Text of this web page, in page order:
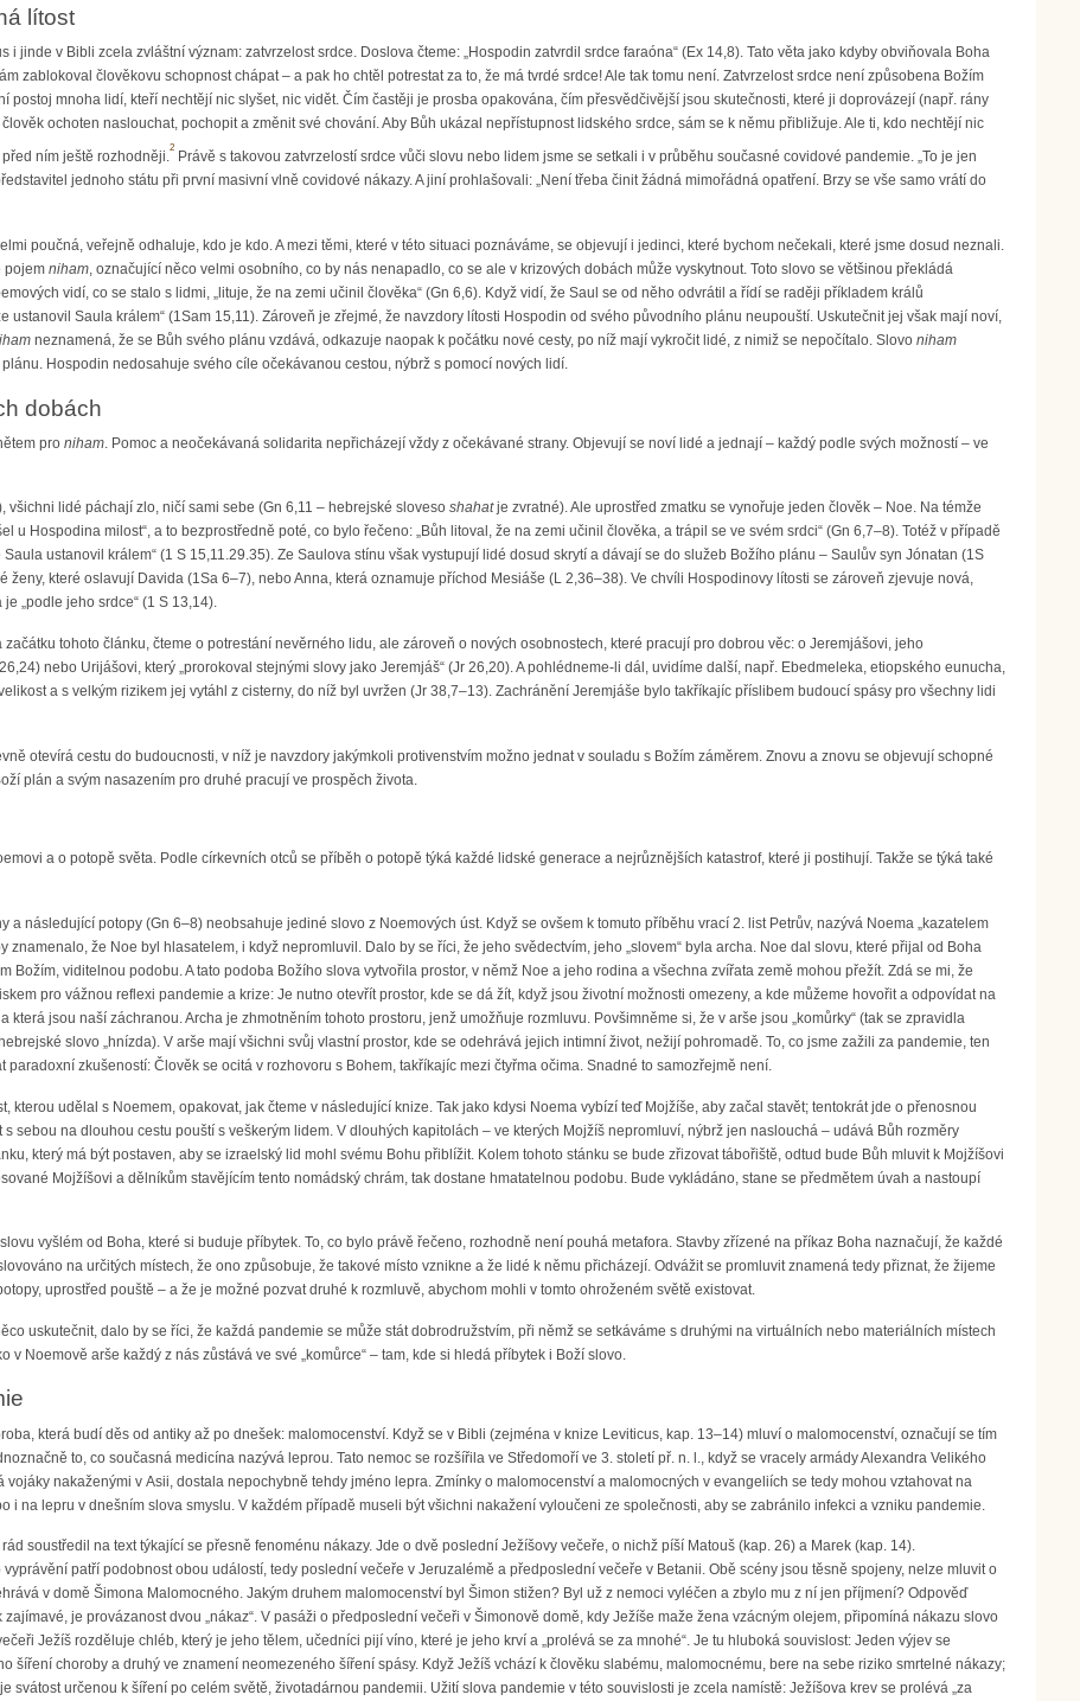
lítost
i jinde v Bibli zcela zvláštní význam: zatvrzelost srdce. Doslova čteme: „Hospodin zatvrdil srdce faraóna“ (Ex 14,8). Tato věta jako kdyby obviňovala Boha
zablokoval člověkovu schopnost chápat – a pak ho chtěl potrestat za to, že má tvrdé srdce! Ale tak tomu není. Zatvrzelost srdce není způsobena Božím
postoj mnoha lidí, kteří nechtějí nic slyšet, nic vidět. Čím častěji je prosba opakována, čím přesvědčivější jsou skutečnosti, které ji doprovázejí (např. rány
ochoten naslouchat, pochopit a změnit své chování. Aby Bůh ukázal nepřístupnost lidského srdce, sám se k němu přibližuje. Ale ti, kdo nechtějí nic
ním ještě rozhodněji.
2
Právě s takovou zatvrzelostí srdce vůči slovu nebo lidem jsme se setkali i v průběhu současné covidové pandemie. „To je jen
jednoho státu při první masivní vlně covidové nákazy. A jiní prohlašovali: „Není třeba činit žádná mimořádná opatření. Brzy se vše samo vrátí do
poučná, veřejně odhaluje, kdo je kdo. A mezi těmi, které v této situaci poznáváme, se objevují i jedinci, které bychom nečekali, které jsme dosud neznali.
pojem niham, označující něco velmi osobního, co by nás nenapadlo, co se ale v krizových dobách může vyskytnout. Toto slovo se většinou překládá
vidí, co se stalo s lidmi, „lituje, že na zemi učinil člověka“ (Gn 6,6). Když vidí, že Saul se od něho odvrátil a řídí se raději příkladem králů
ustanovil Saula králem“ (1Sam 15,11). Zároveň je zřejmé, že navzdory lítosti Hospodin od svého původního plánu neupouští. Uskutečnit jej však mají noví,
neznamená, že se Bůh svého plánu vzdává, odkazuje naopak k počátku nové cesty, po níž mají vykročit lidé, z nimiž se nepočítalo. Slovo niham
plánu. Hospodin nedosahuje svého cíle očekávanou cestou, nýbrž s pomocí nových lidí.
dobách
pro niham. Pomoc a neočekávaná solidarita nepřicházejí vždy z očekávané strany. Objevují se noví lidé a jednají – každý podle svých možností – ve
všichni lidé páchají zlo, ničí sami sebe (Gn 6,11 – hebrejské sloveso shahatje zvratné). Ale uprostřed zmatku se vynořuje jeden člověk – Noe. Na témže
u Hospodina milost“, a to bezprostředně poté, co bylo řečeno: „Bůh litoval, že na zemi učinil člověka, a trápil se ve svém srdci“ (Gn 6,7–8). Totéž v případě
ustanovil králem“ (1 S 15,11.29.35). Ze Saulova stínu však vystupují lidé dosud skrytí a dávají se do služeb Božího plánu – Saulův syn Jónatan (1S
ženy, které oslavují Davida (1Sa 6–7), nebo Anna, která oznamuje příchod Mesiáše (L 2,36–38). Ve chvíli Hospodinovy lítosti se zároveň zjevuje nová,
„podle jeho srdce“ (1 S 13,14).
tohoto článku, čteme o potrestání nevěrného lidu, ale zároveň o nových osobnostech, které pracují pro dobrou věc: o Jeremjášovi, jeho
nebo Urijášovi, který „prorokoval stejnými slovy jako Jeremjáš“ (Jr 26,20). A pohlédneme-li dál, uvidíme další, např. Ebedmeleka, etiopského eunucha,
a s velkým rizikem jej vytáhl z cisterny, do níž byl uvržen (Jr 38,7–13). Zachránění Jeremjáše bylo takříkajíc příslibem budoucí spásy pro všechny lidi
otevírá cestu do budoucnosti, v níž je navzdory jakýmkoli protivenstvím možno jednat v souladu s Božím záměrem. Znovu a znovu se objevují schopné
plán a svým nasazením pro druhé pracují ve prospěch života.
a o potopě světa. Podle církevních otců se příběh o potopě týká každé lidské generace a nejrůznějších katastrof, které ji postihují. Takže se týká také
a následující potopy (Gn 6–8) neobsahuje jediné slovo z Noemových úst. Když se ovšem k tomuto příběhu vrací 2. list Petrův, nazývá Noema „kazatelem
znamenalo, že Noe byl hlasatelem, i když nepromluvil. Dalo by se říci, že jeho svědectvím, jeho „slovem“ byla archa. Noe dal slovu, které přijal od Boha
Božím, viditelnou podobu. A tato podoba Božího slova vytvořila prostor, v němž Noe a jeho rodina a všechna zvířata země mohou přežít. Zdá se mi, že
pro vážnou reflexi pandemie a krize: Je nutno otevřít prostor, kde se dá žít, když jsou životní možnosti omezeny, a kde můžeme hovořit a odpovídat na
která jsou naší záchranou. Archa je zhmotněním tohoto prostoru, jenž umožňuje rozmluvu. Povšimněme si, že v arše jsou „komůrky“ (tak se zpravidla
slovo „hnízda). V arše mají všichni svůj vlastní prostor, kde se odehrává jejich intimní život, nežijí pohromadě. To, co jsme zažili za pandemie, ten
paradoxní zkušeností: Člověk se ocitá v rozhovoru s Bohem, takříkajíc mezi čtyřma očima. Snadné to samozřejmě není.
kterou udělal s Noemem, opakovat, jak čteme v následující knize. Tak jako kdysi Noema vybízí teď Mojžíše, aby začal stavět; tentokrát jde o přenosnou
s sebou na dlouhou cestu pouští s veškerým lidem. V dlouhých kapitolách – ve kterých Mojžíš nepromluví, nýbrž jen naslouchá – udává Bůh rozměry
který má být postaven, aby se izraelský lid mohl svému Bohu přiblížit. Kolem tohoto stánku se bude zřizovat tábořiště, odtud bude Bůh mluvit k Mojžíšovi
Mojžíšovi a dělníkům stavějícím tento nomádský chrám, tak dostane hmatatelnou podobu. Bude vykládáno, stane se předmětem úvah a nastoupí
vyšlém od Boha, které si buduje příbytek. To, co bylo právě řečeno, rozhodně není pouhá metafora. Stavby zřízené na příkaz Boha naznačují, že každé
na určitých místech, že ono způsobuje, že takové místo vznikne a že lidé k němu přicházejí. Odvážit se promluvit znamená tedy přiznat, že žijeme
uprostřed pouště – a že je možné pozvat druhé k rozmluvě, abychom mohli v tomto ohroženém světě existovat.
uskutečnit, dalo by se říci, že každá pandemie se může stát dobrodružstvím, při němž se setkáváme s druhými na virtuálních nebo materiálních místech
v Noemově arše každý z nás zůstává ve své „komůrce“ – tam, kde si hledá příbytek i Boží slovo.
která budí děs od antiky až po dnešek: malomocenství. Když se v Bibli (zejména v knize Leviticus, kap. 13–14) mluví o malomocenství, označují se tím
to, co současná medicína nazývá leprou. Tato nemoc se rozšířila ve Středomoří ve 3. století př. n. l., když se vracely armády Alexandra Velikého
vojáky nakaženými v Asii, dostala nepochybně tehdy jméno lepra. Zmínky o malomocenství a malomocných v evangeliích se tedy mohou vztahovat na
i na lepru v dnešním slova smyslu. V každém případě museli být všichni nakažení vyloučeni ze společnosti, aby se zabránilo infekci a vzniku pandemie.
soustředil na text týkající se přesně fenoménu nákazy. Jde o dvě poslední Ježíšovy večeře, o nichž píší Matouš (kap. 26) a Marek (kap. 14).
vyprávění patří podobnost obou událostí, tedy poslední večeře v Jeruzalémě a předposlední večeře v Betanii. Obě scény jsou těsně spojeny, nelze mluvit o
v domě Šimona Malomocného. Jakým druhem malomocenství byl Šimon stižen? Byl už z nemoci vyléčen a zbylo mu z ní jen příjmení? Odpověď
je provázanost dvou „nákaz“. V pasáži o předposlední večeři v Šimonově domě, kdy Ježíše maže žena vzácným olejem, připomíná nákazu slovo
Ježíš rozděluje chléb, který je jeho tělem, učedníci pijí víno, které je jeho krví a „prolévá se za mnohé“. Je tu hluboká souvislost: Jeden výjev se
šíření choroby a druhý ve znamení neomezeného šíření spásy. Když Ježíš vchází k člověku slabému, malomocnému, bere na sebe riziko smrtelné nákazy;
svátost určenou k šíření po celém světě, životadárnou pandemii. Užití slova pandemie v této souvislosti je zcela namístě: Ježíšova krev se prolévá „za